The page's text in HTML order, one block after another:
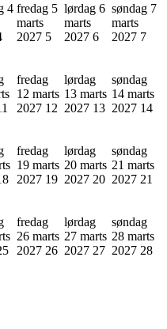
4 fredag 5
marts
2027 5
lørdag 6
marts
2027 6
søndag 7
marts
2027 7
fredag
12 marts
2027 12
lørdag
13 marts
2027 13
søndag
14 marts
2027 14
fredag
19 marts
2027 19
lørdag
20 marts
2027 20
søndag
21 marts
2027 21
fredag
26 marts
2027 26
lørdag
27 marts
2027 27
søndag
28 marts
2027 28